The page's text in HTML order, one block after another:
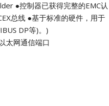
●控制器已获得完整的EMC认
总线 ●基于标准的硬件，用于
DP等)。)
太网通信端口